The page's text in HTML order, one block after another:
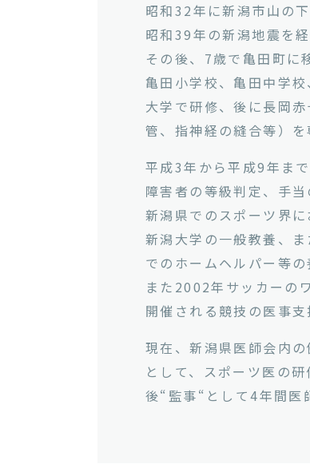
昭和32年に新潟市山の下
昭和39年の新潟地震を
その後、7歳で亀田町に
亀田小学校、亀田中学
大学で研修、後に長岡
管、指神経の縫合等）を
平成3年から平成9年ま
障害者の等級判定、手
新潟県でのスポーツ界
新潟大学の一般教養、
でのホームヘルパー等の
また2002年サッカーの
開催される競技の医事支
現在、新潟県医師会内
として、スポーツ医の
後“監事“として4年間医